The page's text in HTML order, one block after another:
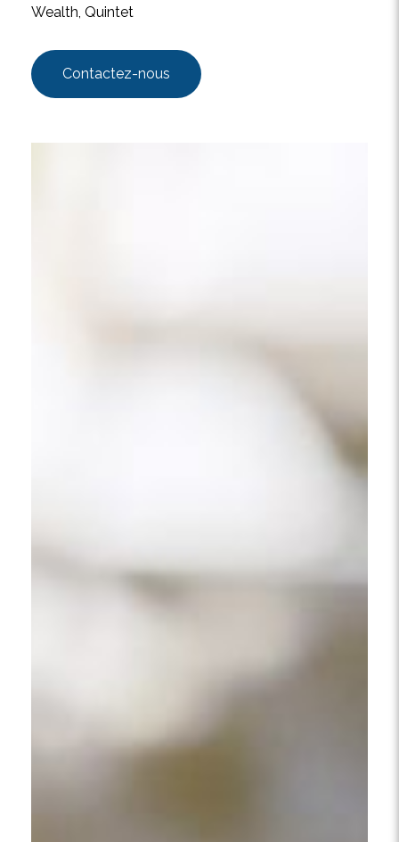
Wealth, Quintet
Contactez-nous